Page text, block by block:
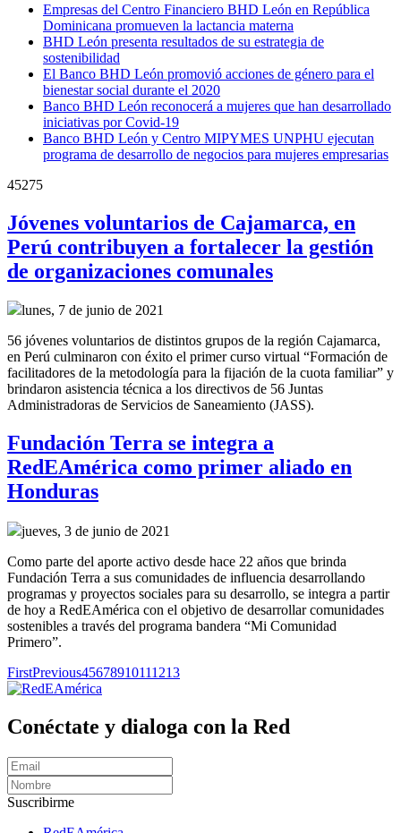
Empresas del Centro Financiero BHD León en República
Dominicana promueven la lactancia materna
BHD León presenta resultados de su estrategia de
sostenibilidad
El Banco BHD León promovió acciones de género para el
bienestar social durante el 2020
Banco BHD León reconocerá a mujeres que han desarrollado
iniciativas por Covid-19
Banco BHD León y Centro MIPYMES UNPHU ejecutan
programa de desarrollo de negocios para mujeres empresarias
45275
Jóvenes voluntarios de Cajamarca, en
Perú contribuyen a fortalecer la gestión
de organizaciones comunales
lunes, 7 de junio de 2021
56 jóvenes voluntarios de distintos grupos de la región Cajamarca,
en Perú culminaron con éxito el primer curso virtual “Formación de
facilitadores de la metodología para la fijación de la cuota familiar” y
brindaron asistencia técnica a los directivos de 56 Juntas
Administradoras de Servicios de Saneamiento (JASS).
Fundación Terra se integra a
RedEAmérica como primer aliado en
Honduras
jueves, 3 de junio de 2021
Como parte del aporte activo desde hace 22 años que brinda
Fundación Terra a sus comunidades de influencia desarrollando
programas y proyectos sociales para su desarrollo, se integra a partir
de hoy a RedEAmérica con el objetivo de desarrollar comunidades
sostenibles a través del programa bandera “Mi Comunidad
Primero”.
FirstPrevious45678910111213
Conéctate y dialoga con la Red
Suscribirme